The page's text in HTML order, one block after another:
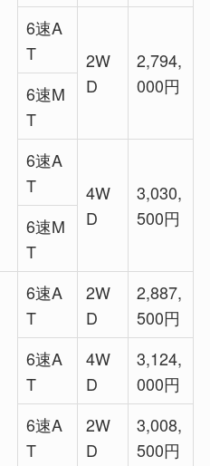
6速A
T
2W
D
2,794,
000円
6速M
T
6速A
T
4W
D
3,030,
500円
6速M
T
6速A
T
2W
D
2,887,
500円
6速A
T
4W
D
3,124,
000円
6速A
T
2W
D
3,008,
500円